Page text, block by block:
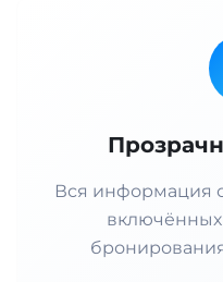
Вся информация
включённых